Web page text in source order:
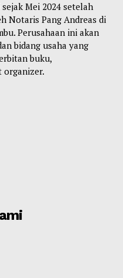
Mei 2024 setelah
Notaris Pang Andreas di
Perusahaan ini akan
bidang usaha yang
buku,
organizer.